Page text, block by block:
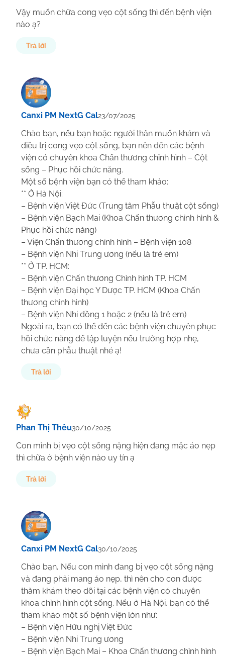
Vậy muốn chữa cong vẹo cột sống thì đến bệnh viện
nào ạ?
Trả lời
Canxi PM NextG Cal23/07/2025
Chào bạn, nếu bạn hoặc người thân muốn khám và
điều trị cong vẹo cột sống, bạn nên đến các bệnh
viện có chuyên khoa Chấn thương chỉnh hình – Cột
sống – Phục hồi chức năng.
Một số bệnh viện bạn có thể tham khảo:
** Ở Hà Nội:
– Bệnh viện Việt Đức (Trung tâm Phẫu thuật cột sống)
– Bệnh viện Bạch Mai (Khoa Chấn thương chỉnh hình &
Phục hồi chức năng)
– Viện Chấn thương chỉnh hình – Bệnh viện 108
– Bệnh viện Nhi Trung ương (nếu là trẻ em)
** Ở TP. HCM:
– Bệnh viện Chấn thương Chỉnh hình TP. HCM
– Bệnh viện Đại học Y Dược TP. HCM (Khoa Chấn
thương chỉnh hình)
– Bệnh viện Nhi đồng 1 hoặc 2 (nếu là trẻ em)
Ngoài ra, bạn có thể đến các bệnh viện chuyên phục
hồi chức năng để tập luyện nếu trường hợp nhẹ,
chưa cần phẫu thuật nhé ạ!
Trả lời
Phan Thị Thêu30/10/2025
Con mình bị vẹo cột sống nặng hiện đang mặc áo nẹp
thì chữa ở bệnh viện nào uy tín ạ
Trả lời
Canxi PM NextG Cal30/10/2025
Chào bạn, Nếu con mình đang bị vẹo cột sống nặng
và đang phải mang áo nẹp, thì nên cho con được
thăm khám theo dõi tại các bệnh viện có chuyên
khoa chỉnh hình cột sống. Nếu ở Hà Nội, bạn có thể
tham khảo một số bệnh viện lớn như:
– Bệnh viện Hữu nghị Việt Đức
– Bệnh viện Nhi Trung ương
– Bệnh viện Bạch Mai – Khoa Chấn thương chỉnh hình